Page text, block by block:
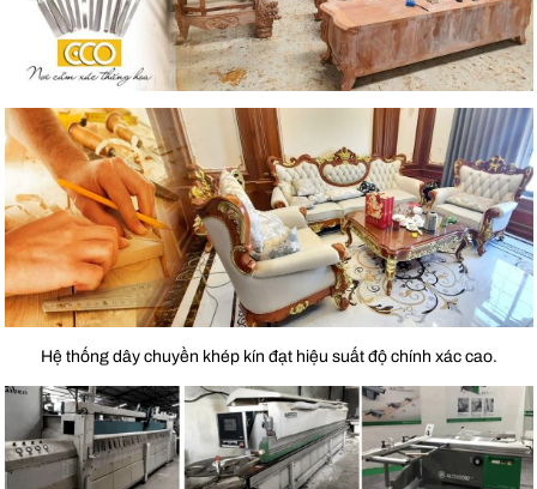
Hệ thống dây chuyền khép kín đạt hiệu suất độ chính xác cao.